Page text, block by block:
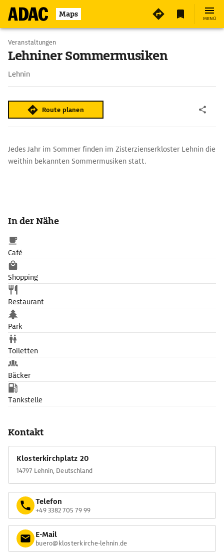
Maps MENÜ
Veranstaltungen
Lehniner Sommermusiken
Lehnin
Route planen
Jedes Jahr im Sommer finden im Zisterzienserkloster Lehnin die
weithin bekannten Sommermusiken statt.
In der Nähe
Café
Shopping
Restaurant
Park
Toiletten
Bäcker
Tankstelle
Kontakt
Klosterkirchplatz 20
14797 Lehnin, Deutschland
Telefon
+49 3382 705 79 99
E-Mail
buero@klosterkirche-lehnin.de